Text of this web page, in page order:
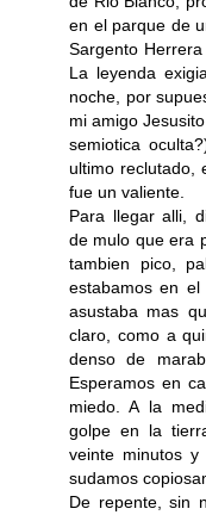
en el parque de
Sargento
La leyenda
noche, por
mi amigo
semiotica
ultimo reclutado,
fue un valiente.
Para llegar alli,
de mulo que era
tambien pico,
estabamos en
asustaba mas
claro, como a
denso de
Esperamos en
miedo. A la
golpe en la
veinte minutos
sudamos
De repente, sin